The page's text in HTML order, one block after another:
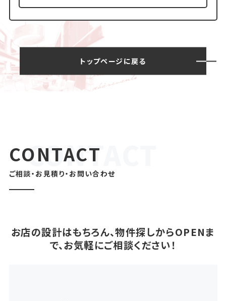
トップページに戻る
CONTACT
ご相談・お見積り・お問い合わせ
お店の設計はもちろん、物件探しからOPENま
で、お気軽にご相談ください！